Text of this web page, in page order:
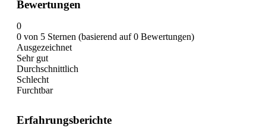
Bewertungen
0
0 von 5 Sternen (basierend auf 0 Bewertungen)
Ausgezeichnet
Sehr gut
Durchschnittlich
Schlecht
Furchtbar
Erfahrungsberichte